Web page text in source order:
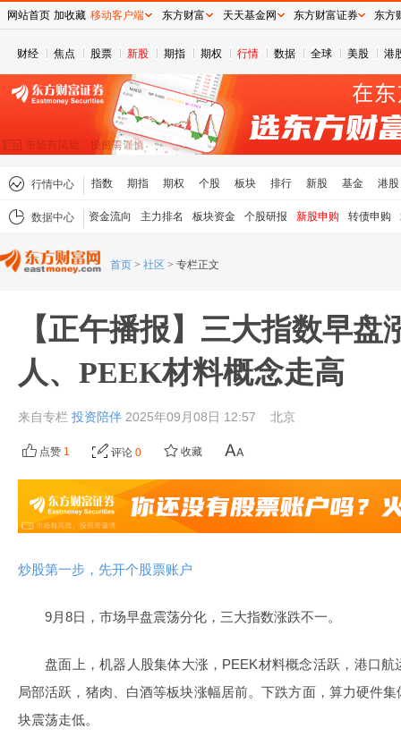
财经 焦点 股票 新股 期指 期权 行情 数据 全球 美股 港
行情中心 指数 期指 期权 个股 板块 排行 新股 基金 港股
数据中心 资金流向 主力排名 板块资金 个股研报 新股申购 转债申购
首页 > 社区 > 专栏正文
【正午播报】三大指数早盘
人、PEEK材料概念走高
来自专栏 投资陪伴 2025年09月08日 12:57 北京
点赞 1 评论 0 收藏
炒股第一步，先开个股票账户
9月8日，市场早盘震荡分化，三大指数涨跌不一。
盘面上，机器人股集体大涨，PEEK材料概念活跃，港口
局部活跃，猪肉、白酒等板块涨幅居前。下跌方面，算力硬件
块震荡走低。
网站首页 加收藏 移动客户端 东方财富 天天基金网 东方财富证券 东方